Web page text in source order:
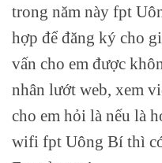
trong năm này fpt
hợp để đăng ký cho
vấn cho em được
nhân lướt web, xem
cho em hỏi là nếu là
wifi fpt Uông Bí thì